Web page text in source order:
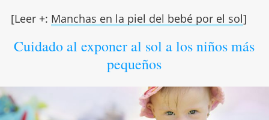
[Leer +: Manchas en la piel del bebé por el sol]
Cuidado al exponer al sol a los niños más
pequeños